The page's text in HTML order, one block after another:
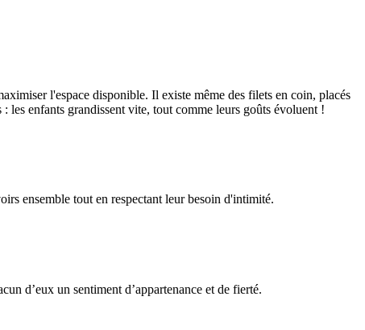
l'espace disponible. Il existe même des filets en coin, placés
les enfants grandissent vite, tout comme leurs goûts évoluent !
ensemble tout en respectant leur besoin d'intimité.
d’eux un sentiment d’appartenance et de fierté.